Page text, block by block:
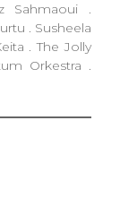
Sahmaoui .
. Susheela
. The Jolly
Orkestra .